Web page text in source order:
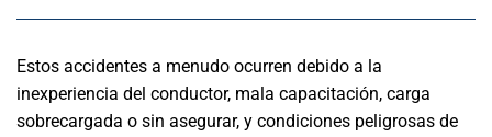
Estos accidentes a menudo ocurren debido a la
inexperiencia del conductor, mala capacitación, carga
sobrecargada o sin asegurar, y condiciones peligrosas de